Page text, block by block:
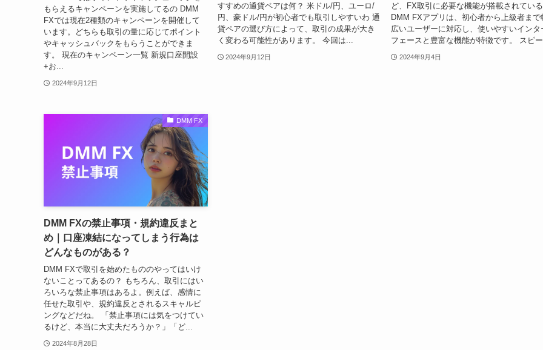
もらえるキャンペーンを実施してるの DMM
FXでは現在2種類のキャンペーンを開催して
います。どちらも取引の量に応じてポイント
やキャッシュバックをもらうことができま
す。 現在のキャンペーン一覧 新規口座開設
+お...
2024年9月12日
すすめの通貨ペアは何？ 米ドル/円、ユーロ/
円、豪ドル/円が初心者でも取引しやすいわ 通
貨ペアの選び方によって、取引の成果が大き
く変わる可能性があります。 今回は...
2024年9月12日
ど、FX取引に必要な機能が搭載されてい
DMM FXアプリは、初心者から上級者まで
広いユーザーに対応し、使いやすいインタ
フェースと豊富な機能が特徴です。 スピ
2024年9月4日
DMM FX
DMM FXの禁止事項・規約違反まと
め｜口座凍結になってしまう行為は
どんなものがある？
DMM FXで取引を始めたもののやってはいけ
ないことってあるの？ もちろん、取引にはい
ろいろな禁止事項はあるよ。例えば、感情に
任せた取引や、規約違反とされるスキャルピ
ングなどだね。 「禁止事項には気をつけてい
るけど、本当に大丈夫だろうか？」「ど...
2024年8月28日